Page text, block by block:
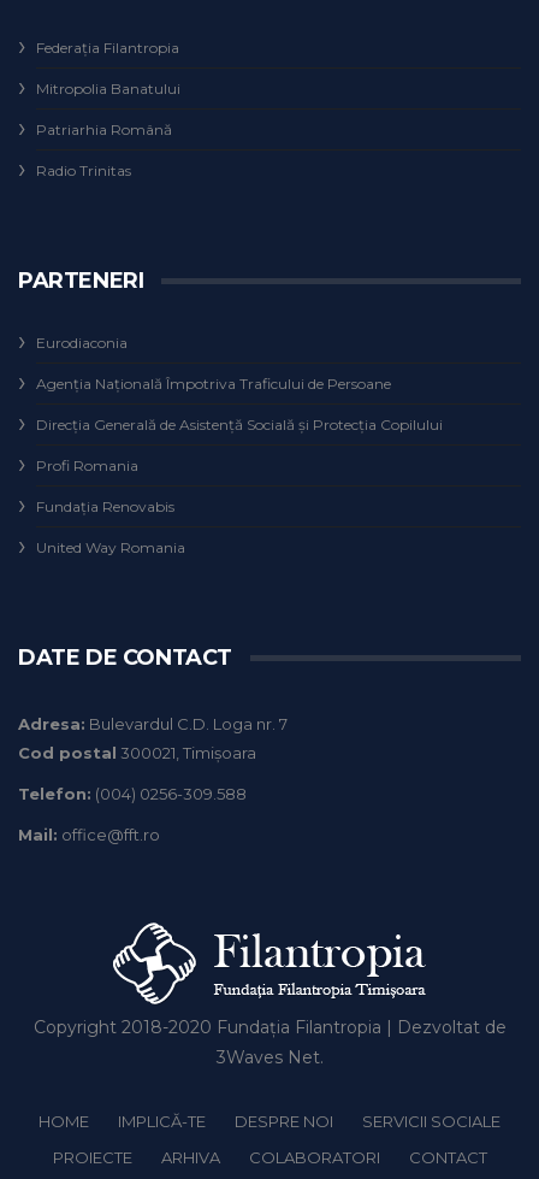
Federaţia Filantropia
Mitropolia Banatului
Patriarhia Română
Radio Trinitas
PARTENERI
Eurodiaconia
Agenţia Naţională Împotriva Traficului de Persoane
Direcţia Generală de Asistenţă Socială şi Protecţia Copilului
Profi Romania
Fundaţia Renovabis
United Way Romania
DATE DE CONTACT
Adresa: Bulevardul C.D. Loga nr. 7
Cod postal 300021, Timișoara
Telefon: (004) 0256-309.588
Mail: office@fft.ro
Copyright 2018-2020 Fundația Filantropia | Dezvoltat de
3Waves Net.
HOME IMPLICĂ-TE DESPRE NOI
SERVICII SOCIALE
PROIECTE
ARHIVA COLABORATORI CONTACT